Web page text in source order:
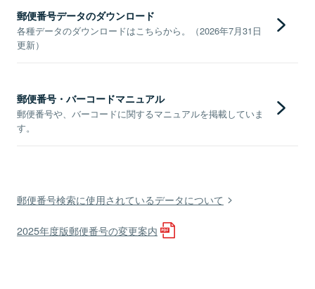
郵便番号データのダウンロード
各種データのダウンロードはこちらから。（2026年7月31日
更新）
郵便番号・バーコードマニュアル
郵便番号や、バーコードに関するマニュアルを掲載していま
す。
郵便番号検索に使用されているデータについて
2025年度版郵便番号の変更案内